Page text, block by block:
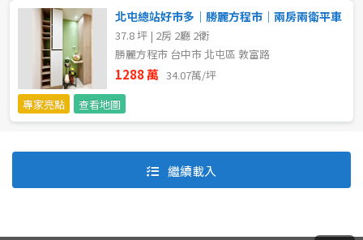
預設排序
價格從高到低
北屯總站好市多｜勝麗方程市｜兩房兩衛平車
37.8 坪 | 2房 2廳 2衛
勝麗方程市 台中市 北屯區 敦富路
1288 萬 34.07萬/坪
專家亮點
查看地圖
繼續載入